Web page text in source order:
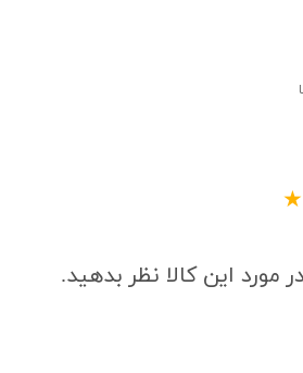
مورد این کالا نظر بدهید.